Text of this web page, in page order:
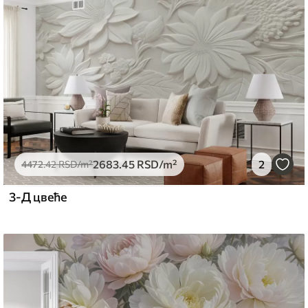
.003315.00 RSD/m²
and Stick
.674900.00RSD/m²
4472.42RSD/m²2683 .45 RSD/m² 2
3-Д цвеће